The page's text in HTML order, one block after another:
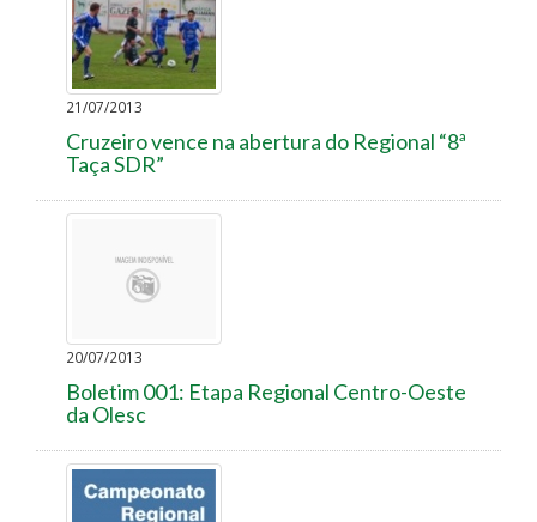
21/07/2013
Cruzeiro vence na abertura do Regional “8ª
Taça SDR”
20/07/2013
Boletim 001: Etapa Regional Centro-Oeste
da Olesc